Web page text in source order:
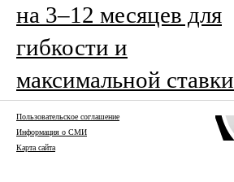
на 3–12 месяцев для
гибкости и
максимальной ставки
Пользовательское соглашение
Информация о СМИ
Карта сайта